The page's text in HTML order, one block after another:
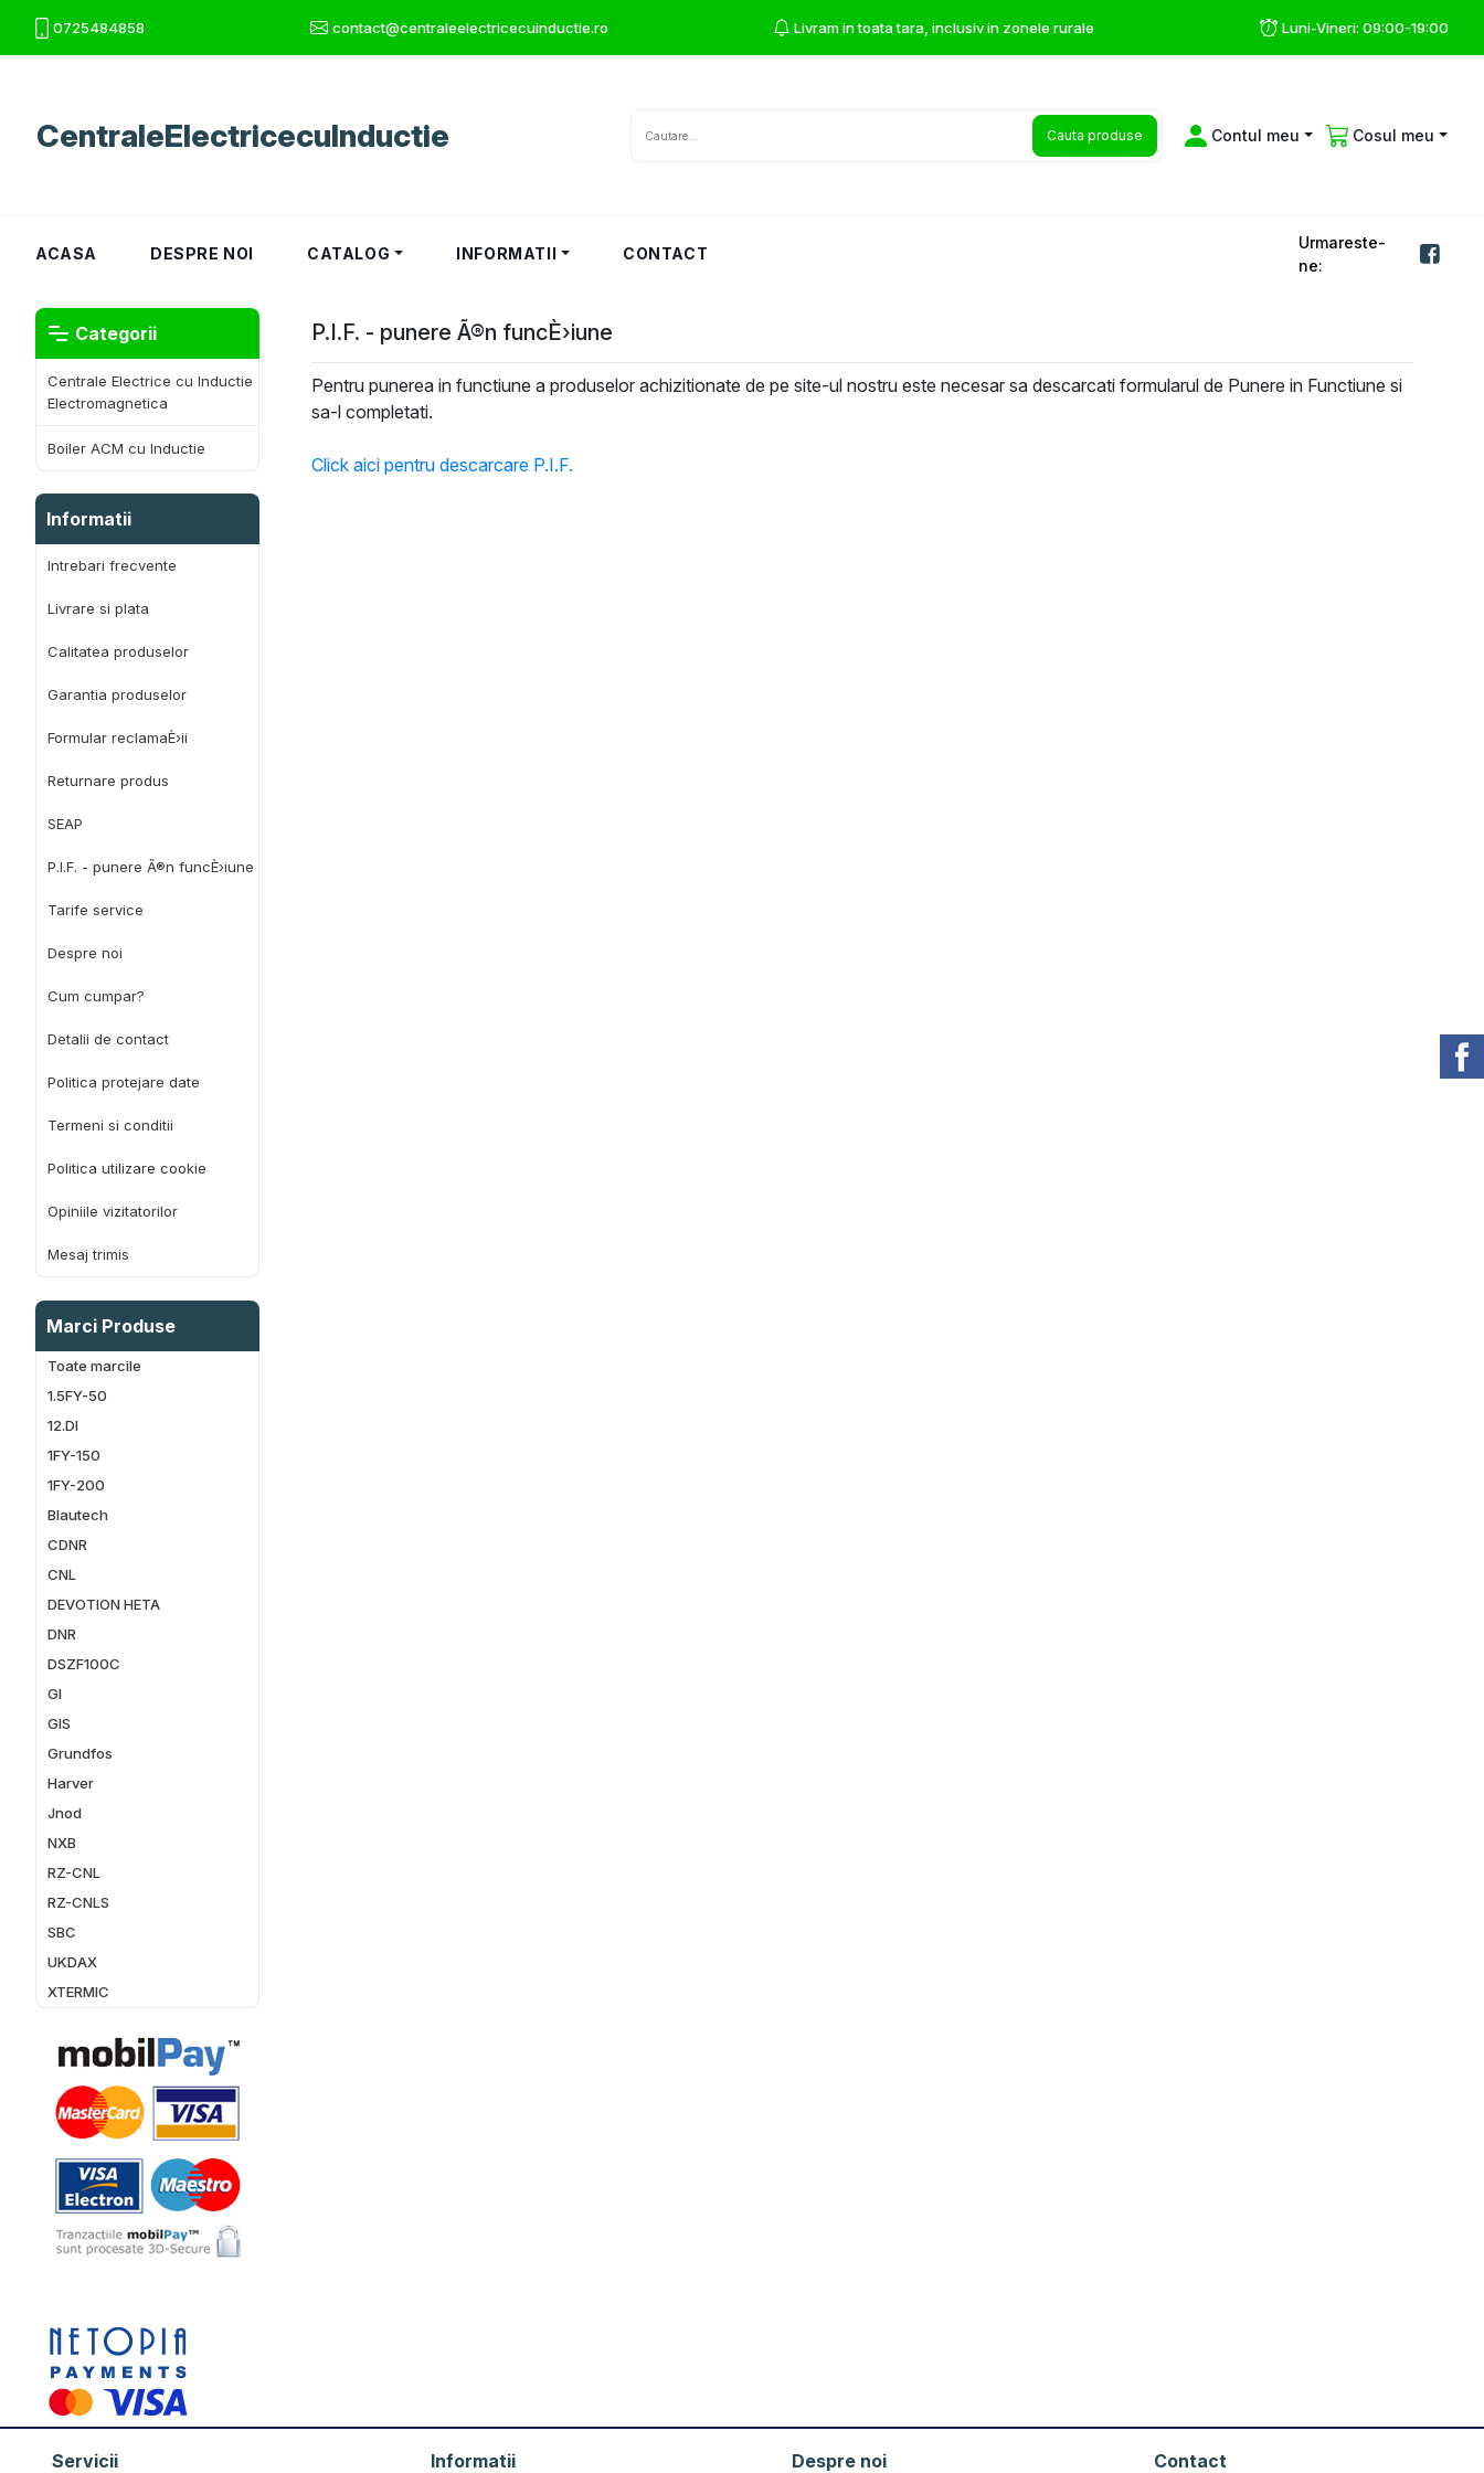
0725484858 contact@centraleelectricecuinductie.ro Livram in toata tara, inclusiv in zonele rurale Luni-Vineri: 09:00-19:00
CentraleElectricecuInductie Cauta produse Contul meu Cosul meu
ACASA (CURRENT)DESPRE NOI CATALOG INFORMATII CONTACT
Urmareste-
ne:
Categorii
Centrale Electrice cu Inductie
Electromagnetica
Boiler ACM cu Inductie
Informatii
Intrebari frecvente
Livrare si plata
Calitatea produselor
Garantia produselor
Formular reclamaÈ›ii
Returnare produs
SEAP
P.I.F. - punere Ã®n funcÈ›iune
Tarife service
Despre noi
Cum cumpar?
Detalii de contact
Politica protejare date
Termeni si conditii
Politica utilizare cookie
Opiniile vizitatorilor
Mesaj trimis
Marci Produse
Toate marcile
1.5FY-50
12.DI
1FY-150
1FY-200
Blautech
CDNR
CNL
DEVOTION HETA
DNR
DSZF100C
GI
GIS
Grundfos
Harver
Jnod
NXB
RZ-CNL
RZ-CNLS
SBC
UKDAX
XTERMIC
P.I.F. - punere Ã®n funcÈ›iune
Pentru punerea in functiune a produselor achizitionate de pe site-ul nostru este necesar sa descarcati formularul de Punere in Functiune si
sa-l completati.
Click aici pentru descarcare P.I.F.
Servicii Informatii Despre noi Contact